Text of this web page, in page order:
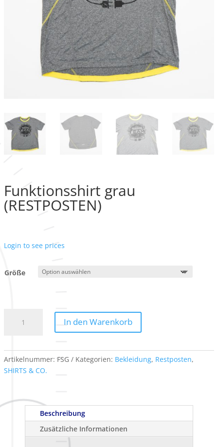
Funktionsshirt grau
(RESTPOSTEN)
Login to see prices
Größe
In den Warenkorb
Artikelnummer: FSG Kategorien: Bekleidung, Restposten,
SHIRTS & CO.
Beschreibung
Zusätzliche Informationen